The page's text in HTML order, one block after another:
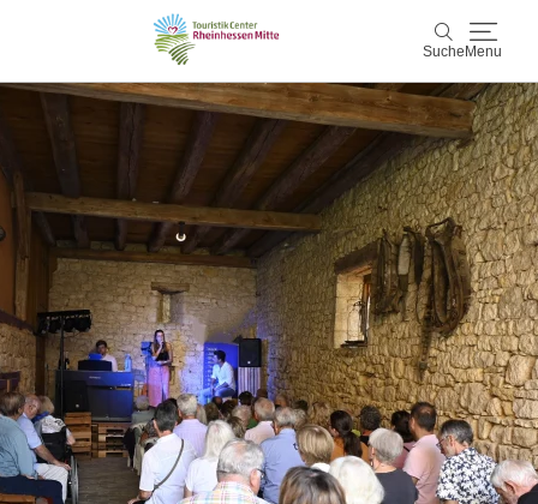
Suche Menu
Suche
Rheinhessen Mitte
Aktiv & Natur
Wein & Genuss
Kultur & Events
Service & Unterkünfte
Karte
KarteRheinhessen Blog